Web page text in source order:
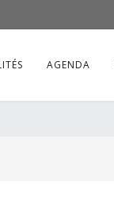
AGENDA